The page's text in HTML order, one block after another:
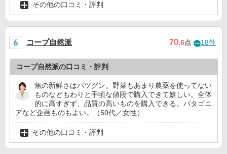
その他の口コミ・評判
コープ自然派 70.6点 18件
コープ自然派の口コミ・評判
魚の新鮮さはバツグン。野菜もあまり農薬を使ってない
ものなどもわりと手頃な値段で購入できて嬉しい。全体
的に高すぎず、品質の高いものを購入できる。パタゴニ
アなど企画ものもよい。（50代／女性）
その他の口コミ・評判